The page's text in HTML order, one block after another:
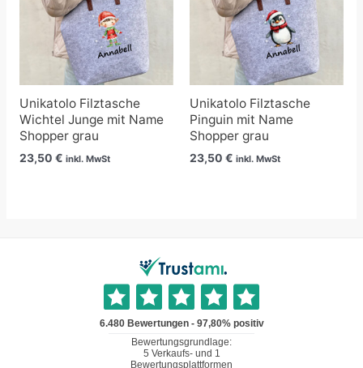
Unikatolo Filztasche
Wichtel Junge mit Name
Shopper grau
23,50 € inkl. MwSt
Unikatolo Filztasche
Pinguin mit Name
Shopper grau
23,50 € inkl. MwSt